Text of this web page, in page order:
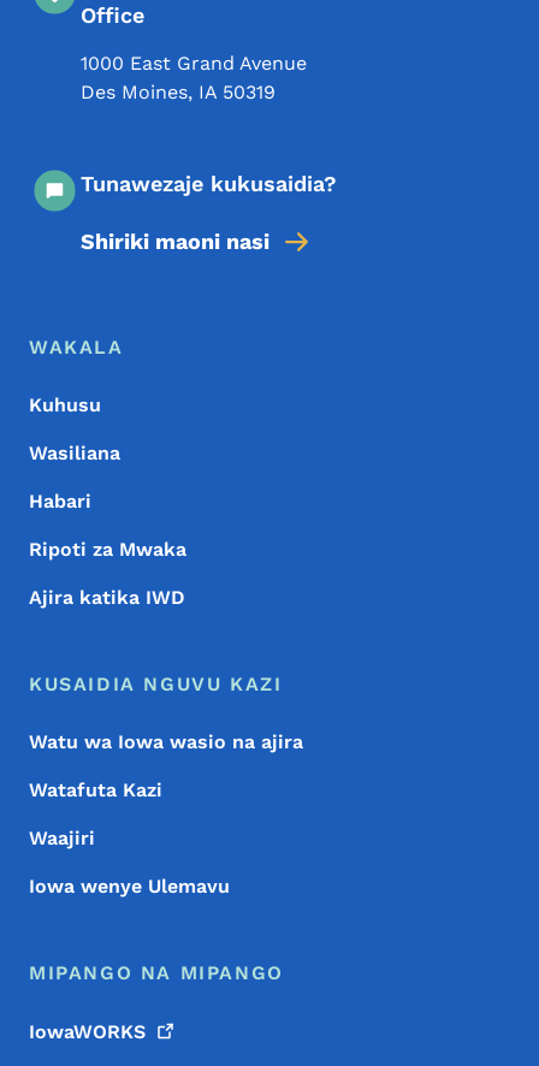
Office
1000 East Grand Avenue
Des Moines, IA 50319
Tunawezaje kukusaidia?
Shiriki maoni nasi
Menyu ya Chini
Footer
WAKALA
Kuhusu
Wasiliana
Habari
Ripoti za Mwaka
Ajira katika IWD
KUSAIDIA NGUVU KAZI
Watu wa Iowa wasio na ajira
Watafuta Kazi
Waajiri
Iowa wenye Ulemavu
MIPANGO NA MIPANGO
IowaWORKS